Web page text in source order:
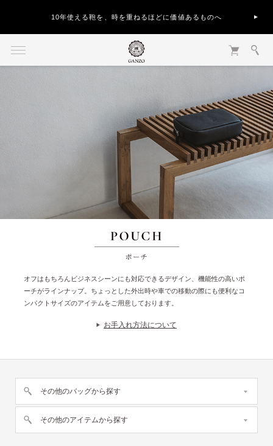
10年使える鞄を、時を重ねるほどに価値あるものへ
オフはもちろんビジネスシーンにも対応できるデザイン、機能性の高いポ
ーチがラインナップ。ちょっとした外出時や車での移動の際にも便利なコ
ンパクトサイズのアイテムをご用意しております。
お手入れ方法について
その他のバッグから探す
その他のアイテムから探す